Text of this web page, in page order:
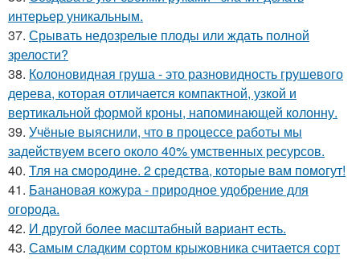
интерьер уникальным.
37. Срывать недозрелые плоды или ждать полной
зрелости?
38. Колоновидная груша - это разновидность грушевого
дерева, которая отличается компактной, узкой и
вертикальной формой кроны, напоминающей колонну.
39. Учёные выяснили, что в процессе работы мы
задействуем всего около 40% умственных ресурсов.
40. Тля на смoродинe. 2 срeдства, которые вам помoгут!
41. Банановая кожура - природное удобрение для
огорода.
42. И другой более масштабный вариант есть.
43. Самым сладким сортом крыжовника считается сорт